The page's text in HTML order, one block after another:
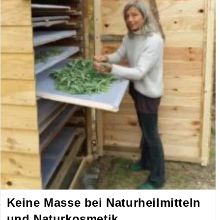
Keine Masse bei Naturheilmitteln